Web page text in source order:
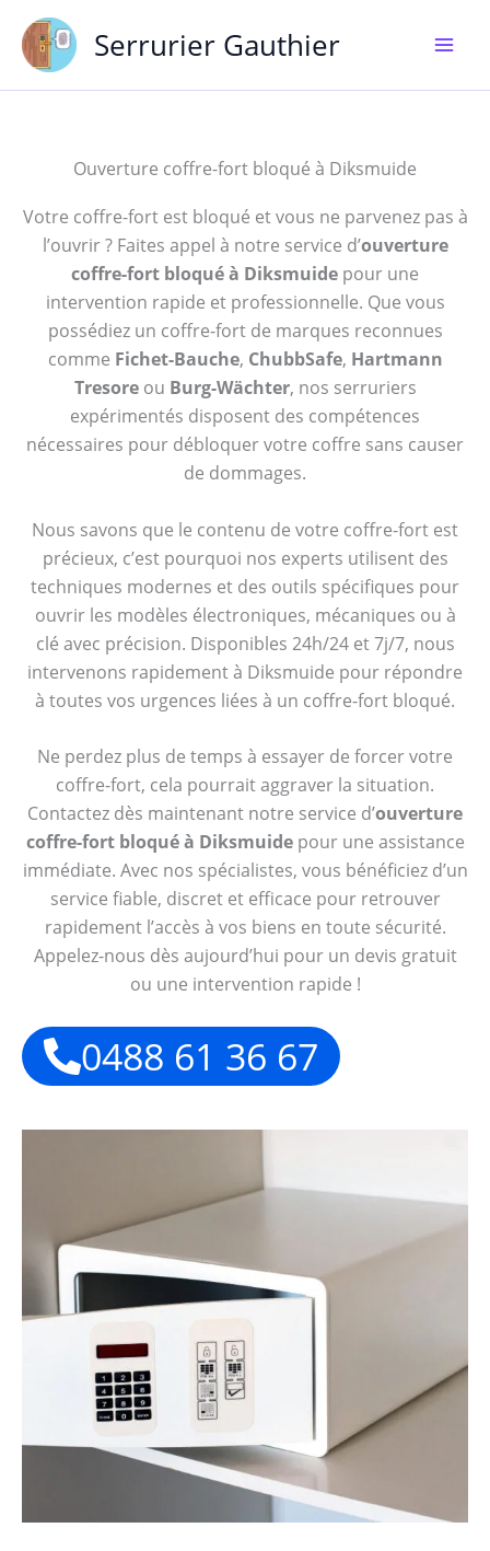
contenu
Serrurier Gauthier
Ouverture coffre-fort bloqué à Diksmuide
Votre coffre-fort est bloqué et vous ne parvenez pas à
l’ouvrir ? Faites appel à notre service d’ouverture
coffre-fort bloqué à Diksmuide pour une
intervention rapide et professionnelle. Que vous
possédiez un coffre-fort de marques reconnues
comme Fichet-Bauche, ChubbSafe, Hartmann
Tresoreou Burg-Wächter, nos serruriers
expérimentés disposent des compétences
nécessaires pour débloquer votre coffre sans causer
de dommages.
Nous savons que le contenu de votre coffre-fort est
précieux, c’est pourquoi nos experts utilisent des
techniques modernes et des outils spécifiques pour
ouvrir les modèles électroniques, mécaniques ou à
clé avec précision. Disponibles 24h/24 et 7j/7, nous
intervenons rapidement à Diksmuide pour répondre
à toutes vos urgences liées à un coffre-fort bloqué.
Ne perdez plus de temps à essayer de forcer votre
coffre-fort, cela pourrait aggraver la situation.
Contactez dès maintenant notre service d’ouverture
coffre-fort bloqué à Diksmuidepour une assistance
immédiate. Avec nos spécialistes, vous bénéficiez d’un
service fiable, discret et efficace pour retrouver
rapidement l’accès à vos biens en toute sécurité.
Appelez-nous dès aujourd’hui pour un devis gratuit
ou une intervention rapide !
0488 61 36 67